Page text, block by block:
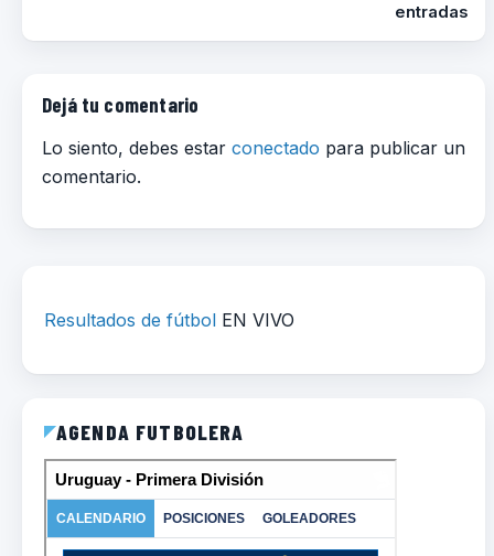
entradas
Dejá tu comentario
Lo siento, debes estar conectado para publicar un
comentario.
Resultados de fútbol EN VIVO
AGENDA FUTBOLERA